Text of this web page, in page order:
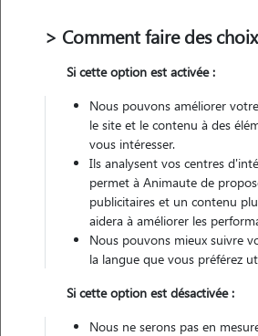
1 animal
Véhiculé
Contacter
L'envoi d'une demande est sans
> Comment faire des choix
Si cette option est activée :
Nous pouvons améliorer
le site et le contenu à des
vous intéresser.
Ils analysent vos centres
permet à Animaute de
publicitaires et un contenu
aidera à améliorer les
Nous pouvons mieux suivre
la langue que vous préférez
Si cette option est désactivée :
Nous ne serons pas en